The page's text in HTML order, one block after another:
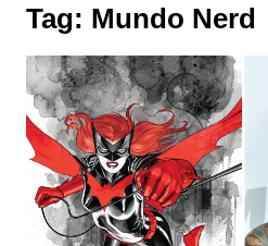
Tag: Mundo Nerd